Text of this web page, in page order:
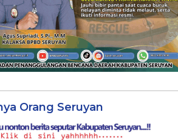
Orang Seruyan